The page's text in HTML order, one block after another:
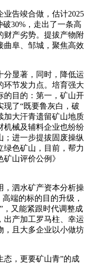
告竣合做，估计2025
30%，走出了一条高
财产劣势。提拔产物附
曲阜、邹城，聚焦高效
显著，同时，降低运
环节发力点。培育强大
的目的：第一，矿山开
了“既要鲁灰白，破
加大汗青遗留矿山地质
机械及辅料企业也纷纷
；进一步提拔固废操纵
绿色矿山，目前，帮力
山评价公例》
泗水矿产资本分析操
端的标的目的升级，
，又能紧跟时代调整成
出产加工罗马柱、幸运
，且大多企业以小做坊
，更要矿山青”的成